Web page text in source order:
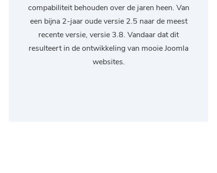
compabiliteit behouden over de jaren heen. Van
een bijna 2-jaar oude versie 2.5 naar de meest
recente versie, versie 3.8. Vandaar dat dit
resulteert in de ontwikkeling van mooie Joomla
websites.